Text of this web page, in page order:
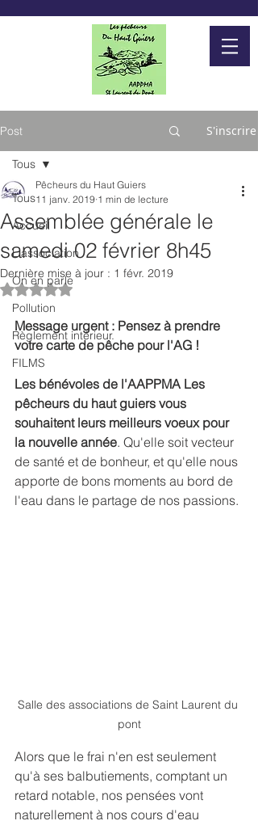
Post S'inscrire
Tous
Accueil
L'association
On en parle
Pollution
Règlement intérieur.
FILMS
Tous
Assemblée générale le
samedi 02 février 8h45
Pêcheurs du Haut Guiers
11 janv. 2019 1 min de lecture
Dernière mise à jour : 1 févr. 2019
Noté NaN étoiles sur 5.
Message urgent : Pensez à prendre
votre carte de pêche pour l'AG !
Les bénévoles de l'AAPPMA Les
pêcheurs du haut guiers vous
souhaitent leurs meilleurs voeux pour
la nouvelle année. Qu'elle soit vecteur
de santé et de bonheur, et qu'elle nous
apporte de bons moments au bord de
l'eau dans le partage de nos passions.
Salle des associations de Saint Laurent du
pont
Alors que le frai n'en est seulement
qu'à ses balbutiements, comptant un
retard notable, nos pensées vont
naturellement à nos cours d'eau